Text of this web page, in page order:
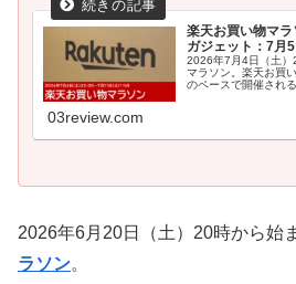
楽天お買い物マ
ガジェット：7月
2026年7月4日（土）
マラソン。楽天お買
のペースで開催され
03review.com
2026年6月20日（土）20時から始
ラソン。